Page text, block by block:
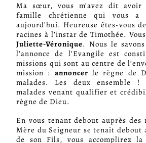
Ma sœur, vous m’avez dit avoir
famille chrétienne qui vous a
aujourd’hui. Heureuse êtes-vous
racines à l’instar de Timothée.
Juliette-Véronique. Nous le
l’annonce de l’Evangile est
missions qui sont au centre de
mission : annoncer le règne de
malades. Les deux ensemble !
malades venant qualifier et
règne de Dieu.
En vous tenant debout auprès des
Mère du Seigneur se tenait debout
de son Fils, vous accomplirez